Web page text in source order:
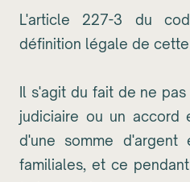
L'article 227-3 du
définition légale de
Il s'agit du fait de ne
judiciaire ou un accord
d'une somme d'argent
familiales, et ce